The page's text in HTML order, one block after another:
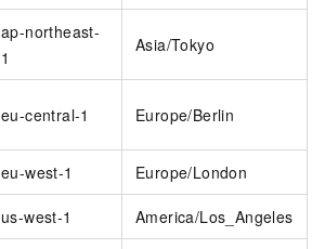
ap-northeast-
1
Asia/Tokyo
eu-central-1 Europe/Berlin
eu-west-1 Europe/London
us-west-1 America/Los_Angeles